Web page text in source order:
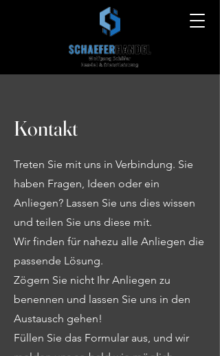
Kontakt
Treten Sie mit uns in Verbindung. Sie
haben Fragen, Ideen oder ein
Anliegen? Lassen Sie uns dies wissen
und teilen Sie uns diese mit.
Wir finden für nahezu alle Anliegen die
passende Lösung.
Zögern Sie nicht Ihr Anliegen zu
benennen und lassen Sie uns in den
Austausch gehen!
Füllen Sie das Formular aus, und wir